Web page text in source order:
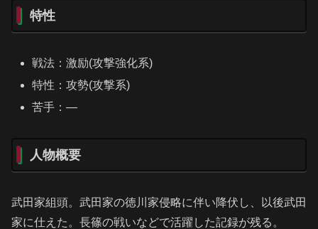
特性
戦法：激励(攻撃強化系)
特性：攻勢(攻撃系)
苦手：―
人物概要
武田家組頭。武田家の徳川家侵略に伴い降伏し、以後武田
家に仕えた。長篠の戦いなどで活躍した記録が残る。